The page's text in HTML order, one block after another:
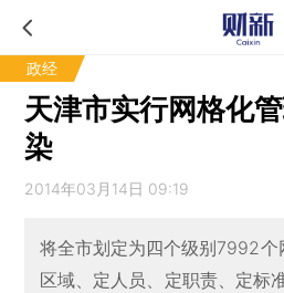
政经
天津市实行网格化
染
2014年03月14日 09:19
将全市划定为四个级别7992个
区域、定人员、定职责、定标